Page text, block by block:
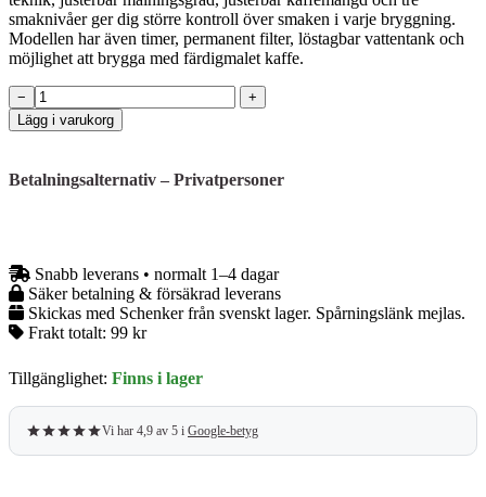
smaknivåer ger dig större kontroll över smaken i varje bryggning.
Modellen har även timer, permanent filter, löstagbar vattentank och
möjlighet att brygga med färdigmalet kaffe.
Severin
KA
4831
Kaffebryggare
med
–
Dark
Inox
mängd
−
+
Lägg i varukorg
Betalningsalternativ – Privatpersoner
Snabb leverans • normalt 1–4 dagar
Säker betalning & försäkrad leverans
Skickas med Schenker från svenskt lager. Spårningslänk mejlas.
Frakt totalt: 99 kr
Tillgänglighet: Finns i lager
Vi har 4,9 av 5 i Google-betyg